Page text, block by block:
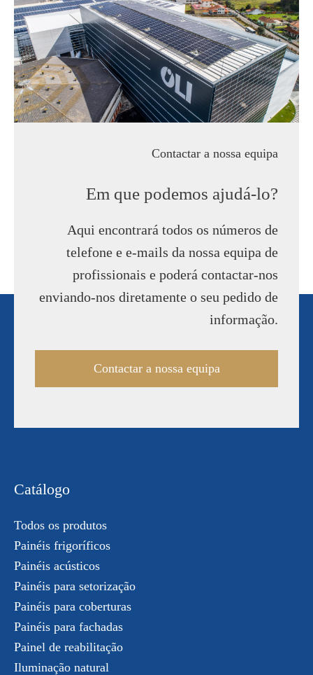
Contactar a nossa equipa
Em que podemos ajudá-lo?
Aqui encontrará todos os números de
telefone e e-mails da nossa equipa de
profissionais e poderá contactar-nos
enviando-nos diretamente o seu pedido de
informação.
Contactar a nossa equipa
Catálogo
Todos os produtos
Painéis frigoríficos
Painéis acústicos
Painéis para setorização
Painéis para coberturas
Painéis para fachadas
Painel de reabilitação
Iluminação natural